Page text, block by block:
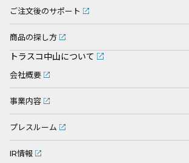
ご注文後のサポート
商品の探し方
トラスコ中山について
会社概要
事業内容
プレスルーム
IR情報